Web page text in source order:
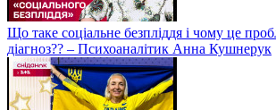
Що таке соціальне безпліддя і чому це
діагноз?? – Психоаналітик Анна Кушнерук